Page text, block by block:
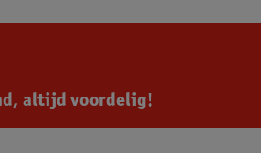
altijd voordelig!